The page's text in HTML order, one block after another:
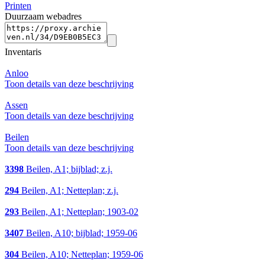
Printen
Duurzaam webadres
Inventaris
Anloo
Toon details van deze beschrijving
Assen
Toon details van deze beschrijving
Beilen
Toon details van deze beschrijving
3398 Beilen, A1; bijblad; z.j.
294 Beilen, A1; Netteplan; z.j.
293 Beilen, A1; Netteplan; 1903-02
3407 Beilen, A10; bijblad; 1959-06
304 Beilen, A10; Netteplan; 1959-06